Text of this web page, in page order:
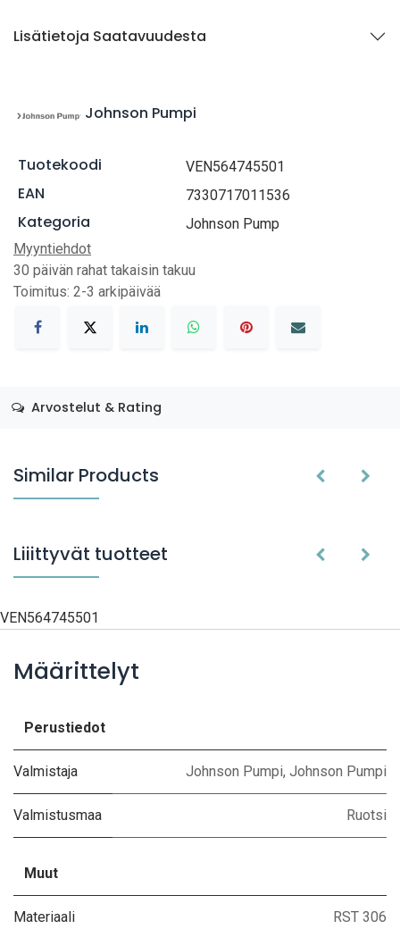
Lisätietoja Saatavuudesta
Johnson Pumpi
Tuotekoodi VEN564745501
EAN 7330717011536
Kategoria
Johnson Pump
Myyntiehdot
30 päivän rahat takaisin takuu
Toimitus: 2-3 arkipäivää
Arvostelut & Rating
Similar Products
Liiittyvät tuotteet
VEN564745501
Määrittelyt
Perustiedot
Valmistaja Johnson Pumpi, Johnson Pumpi
Valmistusmaa Ruotsi
Muut
Materiaali RST 306